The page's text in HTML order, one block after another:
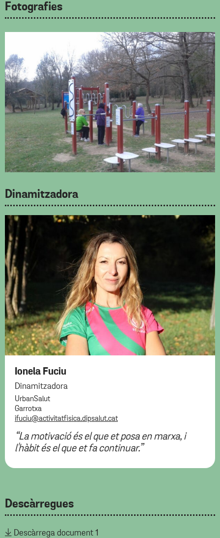
Fotografies
Dinamitzadora
Ionela Fuciu
Dinamitzadora
UrbanSalut
Garrotxa
ifuciu@activitatfisica.dipsalut.cat
“La motivació és el que et posa en marxa, i
l'hàbit és el que et fa continuar.”
Descàrregues
Descàrrega document 1